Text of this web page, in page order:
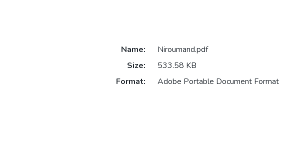
Name:
Niroumand.pdf
Size:
533.58 KB
Format:
Adobe Portable Document Format